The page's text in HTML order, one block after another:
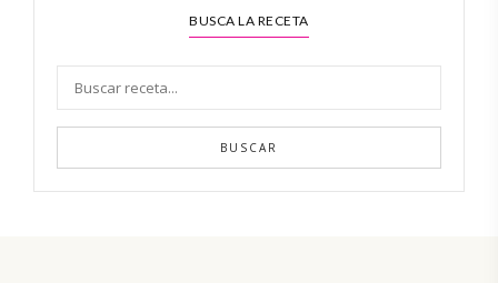
BUSCA LA RECETA
BUSCAR